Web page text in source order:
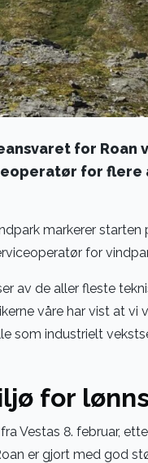
for Roan
for flere
markerer starten
for
av de aller fleste
våre har vist at vi
som industrielt
for
Vestas 8. februar,
er gjort med god